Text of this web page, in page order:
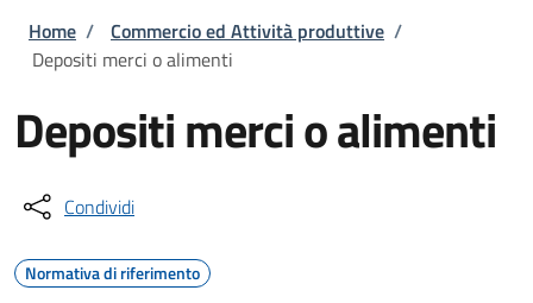
Briciole di pane
Home / Commercio ed Attività produttive /
Depositi merci o alimenti
Depositi merci o alimenti
Condividi
Normativa di riferimento